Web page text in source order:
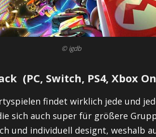
© igdb
(PC, Switch, PS4, Xbox
findet wirklich jede und
sich auch super für größere
und individuell designt, weshalb